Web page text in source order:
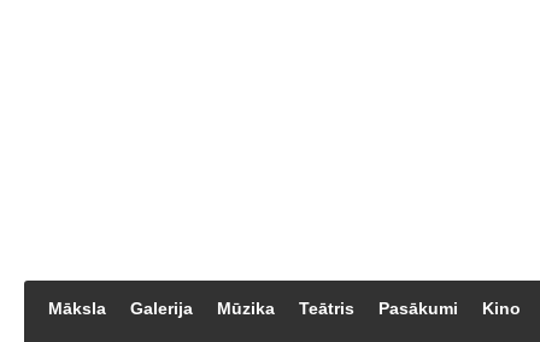
Māksla Galerija Mūzika Teātris Pasākumi Kino